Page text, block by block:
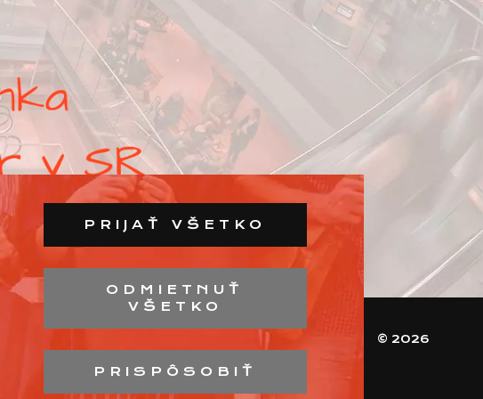
© 2026
PRIJAŤ VŠETKO
ODMIETNUŤ
VŠETKO
PRISPÔSOBIŤ